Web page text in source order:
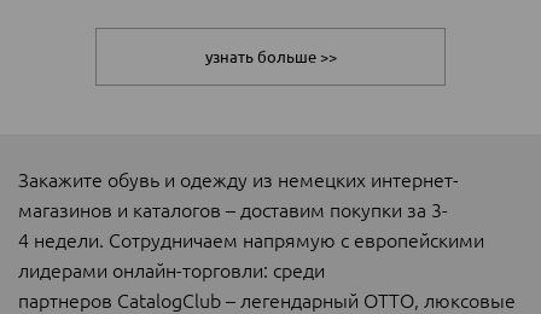
узнать больше >>
Закажите обувь и одежду из немецких интернет-
магазинов и каталогов – доставим покупки за 3-
4 недели. Сотрудничаем напрямую с европейскими
лидерами онлайн-торговли: среди
партнеров CatalogClub – легендарный ОТТО, люксовые